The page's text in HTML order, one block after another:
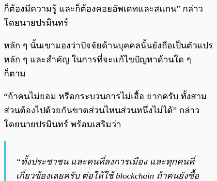
ก็ต้องมีความรู้ และก็ต้องคอยอัพเดทและสแกน” กล่าว
โดยนายปรมินทร์
หลัก ๆ นั้นเขามองว่าปัจจัยด้านบุคคลนั้นยังถือเป็นตัวแปร
หลัก ๆ และสำคัญ ในการที่จะแก้ไขปัญหาด้านใด ๆ
ก็ตาม
“ถ้าคนไม่ยอม หรือกระบวนการไม่เอื้อ ยากครับ ทั้งสาม
ส่วนต้องไปด้วยกันขาดส่วนไหนส่วนหนึ่งไม่ได้” กล่าว
โดยนายปรมินทร์ พร้อมเสริมว่า
“ทั้งประชาชน และคนที่ลงการเมือง และทุกคนที่
เกี่ยวข้องเลยครับ ต่อให้ใช้ blockchain ถ้าคนยังซื้อ